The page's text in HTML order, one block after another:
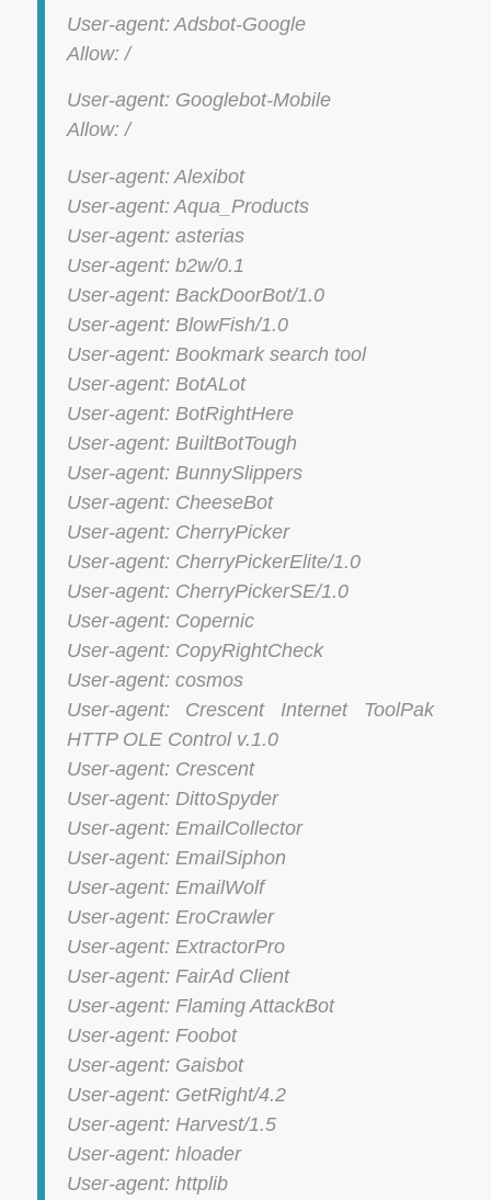
User-agent: Adsbot-Google
Allow: /
User-agent: Googlebot-Mobile
Allow: /
User-agent: Alexibot
User-agent: Aqua_Products
User-agent: asterias
User-agent: b2w/0.1
User-agent: BackDoorBot/1.0
User-agent: BlowFish/1.0
User-agent: Bookmark search tool
User-agent: BotALot
User-agent: BotRightHere
User-agent: BuiltBotTough
User-agent: BunnySlippers
User-agent: CheeseBot
User-agent: CherryPicker
User-agent: CherryPickerElite/1.0
User-agent: CherryPickerSE/1.0
User-agent: Copernic
User-agent: CopyRightCheck
User-agent: cosmos
User-agent: Crescent Internet ToolPak
HTTP OLE Control v.1.0
User-agent: Crescent
User-agent: DittoSpyder
User-agent: EmailCollector
User-agent: EmailSiphon
User-agent: EmailWolf
User-agent: EroCrawler
User-agent: ExtractorPro
User-agent: FairAd Client
User-agent: Flaming AttackBot
User-agent: Foobot
User-agent: Gaisbot
User-agent: GetRight/4.2
User-agent: Harvest/1.5
User-agent: hloader
User-agent: httplib